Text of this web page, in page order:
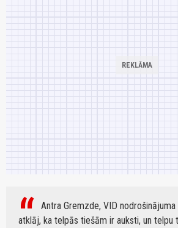
Antra Gremzde, VID
atklāj, ka telpās tiešām ir auksti, un telpu